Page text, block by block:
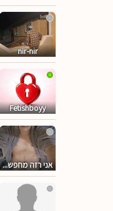
nir-nir
Fetishboyy
אני רזה מחפש...